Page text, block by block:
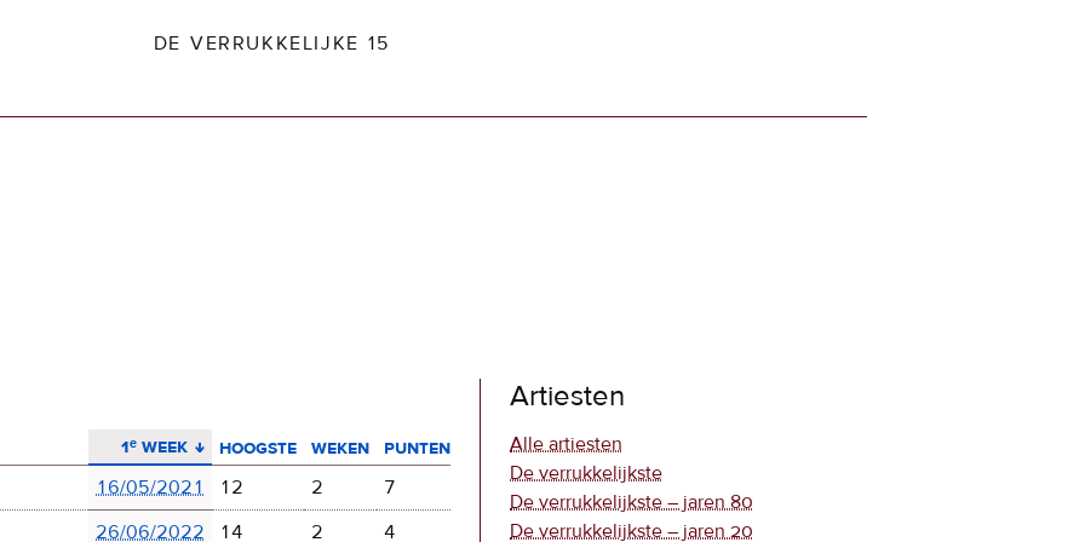
DE VERRUKKELIJKE 15
1ᵉ week
aflopend sorteren hoogste weken
punten
16/05/2021 12 2
7
26/06/2022 14 2
4
Artiesten
Alle artiesten
De verrukkelijkste
De verrukkelijkste – jaren 80
De verrukkelijkste – jaren 20